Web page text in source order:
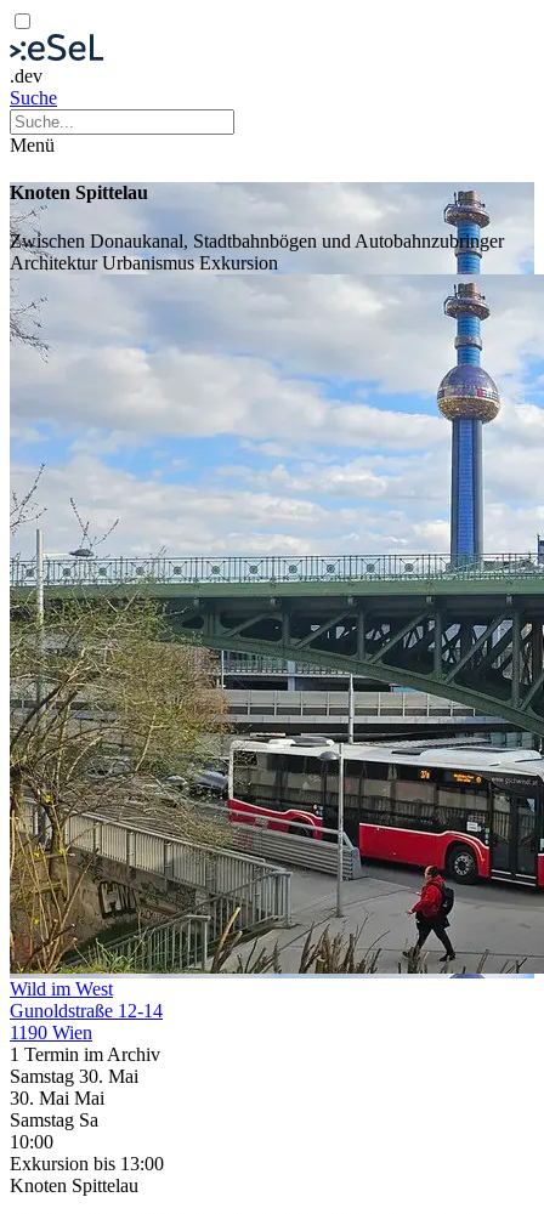
.dev
Suche
Menü
Knoten Spittelau
Zwischen Donaukanal, Stadtbahnbögen und Autobahnzubringer
ArchitekturUrbanismusExkursion
Wild im West
Gunoldstraße 12-14
1190 Wien
1 Termin im Archiv
Samstag 30. Mai
30. Mai Mai
Samstag Sa
10:00
Exkursion bis 13:00
Knoten Spittelau